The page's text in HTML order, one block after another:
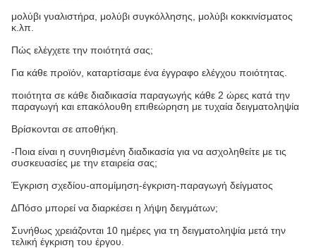
μολύβι γυαλιστήρα, μολύβι συγκόλλησης, μολύβι κοκκινίσματος
κ.λπ.
Πώς ελέγχετε την ποιότητά σας;
Για κάθε προϊόν, καταρτίσαμε ένα έγγραφο ελέγχου ποιότητας.
ποιότητα σε κάθε διαδικασία παραγωγής κάθε 2 ώρες κατά την
παραγωγή και επακόλουθη επιθεώρηση με τυχαία δειγματοληψία
Βρίσκονται σε αποθήκη.
-Ποια είναι η συνηθισμένη διαδικασία για να ασχοληθείτε με τις
συσκευασίες με την εταιρεία σας;
Έγκριση σχεδίου-απομίμηση-έγκριση-παραγωγή δείγματος
∆Πόσο μπορεί να διαρκέσει η λήψη δειγμάτων;
Συνήθως χρειάζονται 10 ημέρες για τη δειγματοληψία μετά την
τελική έγκριση του έργου.